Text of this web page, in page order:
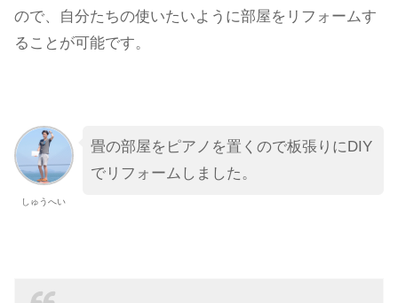
ので、自分たちの使いたいように部屋をリフォームす
ることが可能です。
しゅうへい
畳の部屋をピアノを置くので板張りにDIY
でリフォームしました。